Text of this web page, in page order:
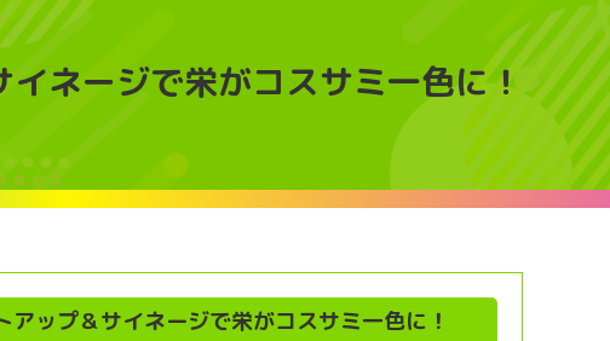
ネージで栄がコスサミ一色に！
ップ＆サイネージで栄がコスサミ一色に！